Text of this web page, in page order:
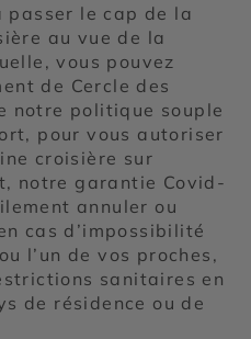
passer le cap de la
au vue de la
vous pouvez
de Cercle des
notre politique souple
pour vous autoriser
croisière sur
notre garantie Covid-
annuler ou
cas d’impossibilité
l’un de vos proches,
sanitaires en
de résidence ou de